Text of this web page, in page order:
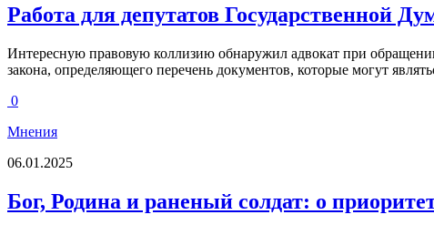
Работа для депутатов Государственной
Интересную правовую коллизию обнаружил адвокат при
закона, определяющего перечень документов, которые могут
0
Мнения
06.01.2025
Бог, Родина и раненый солдат: о